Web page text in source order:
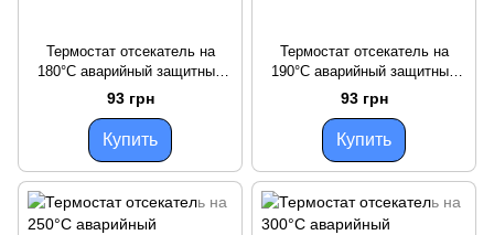
Термостат отсекатель на
180°С аварийный защитный
KSD 301(302) (КСД)
самовостанавливающийся
93 грн
Купить
Термостат отсекатель на
190°С аварийный защитный
KSD 301(302) (КСД)
самовостанавливающийся
93 грн
Купить